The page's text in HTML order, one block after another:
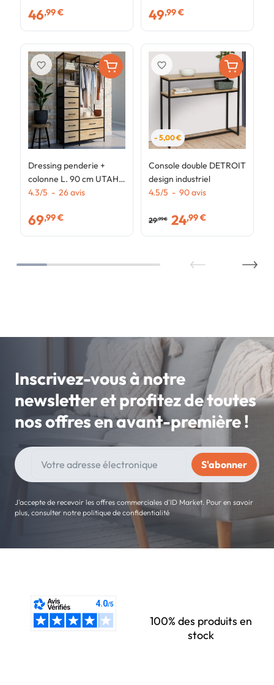
industriel
46,99 €
Dressing penderie +
colonne L. 90 cm UTAH
avec 1 étagère et 7 bacs
4.3/5 - 26avis
69,99 €
favorite_border
49,99 €
- 5,00 €
Console double DETROIT
design industriel
4.5/5 - 90avis
29,99 € 24,99 €
favorite_border
Inscrivez-vous à notre
newsletter et profitez de toutes
nos offres en avant-première !
J'accepte de recevoir les offres commerciales d'ID Market. Pour en savoir
plus, consulter notre politique de confidentialité
100% des produits en
stock